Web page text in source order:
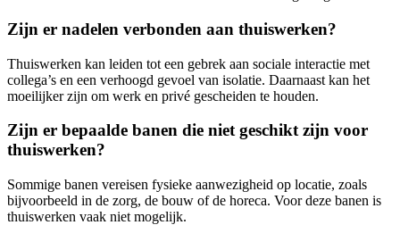
Zijn er nadelen verbonden aan thuiswerken?
Thuiswerken kan leiden tot een gebrek aan sociale interactie met
collega’s en een verhoogd gevoel van isolatie. Daarnaast kan het
moeilijker zijn om werk en privé gescheiden te houden.
Zijn er bepaalde banen die niet geschikt zijn voor
thuiswerken?
Sommige banen vereisen fysieke aanwezigheid op locatie, zoals
bijvoorbeeld in de zorg, de bouw of de horeca. Voor deze banen is
thuiswerken vaak niet mogelijk.